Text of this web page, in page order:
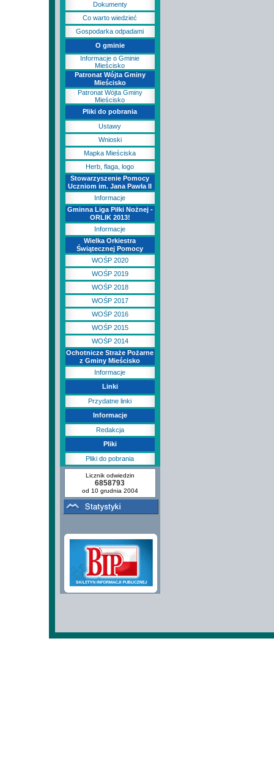
Dokumenty
Co warto wiedzieć
Gospodarka odpadami
O gminie
Informacje o Gminie
Mieścisko
Patronat Wójta Gminy
Mieścisko
Patronat Wójta Gminy
Mieścisko
Pliki do pobrania
Ustawy
Wnioski
Mapka Mieściska
Herb, flaga, logo
Stowarzyszenie Pomocy
Uczniom im. Jana Pawła II
Informacje
Gminna Liga Piłki Nożnej -
ORLIK 2013!
Informacje
Wielka Orkiestra
Świątecznej Pomocy
WOŚP 2020
WOŚP 2019
WOŚP 2018
WOŚP 2017
WOŚP 2016
WOŚP 2015
WOŚP 2014
Ochotnicze Straże Pożarne
z Gminy Mieścisko
Informacje
Linki
Przydatne linki
Informacje
Redakcja
Pliki
Pliki do pobrania
Licznik odwiedzin
6858793
od 10 grudnia 2004